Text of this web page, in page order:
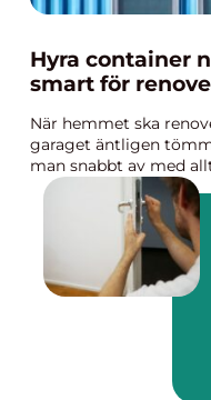
Hyra container norrtälje
smart för
När hemmet ska
garaget äntligen
man snabbt av med